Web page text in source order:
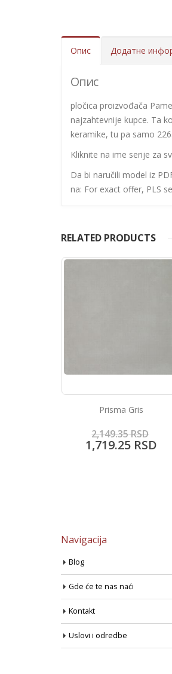
Опис Додатне
Опис
pločica proizvođača
najzahtevnije kupce. Ta
keramike, tu pa samo
Kliknite na ime serije za
Da bi naručili model iz
na: For exact offer, PLS
RELATED PRODUCTS
Podne i zidne pločice Talia
3,456.90RSD
2,765.75 RSD
Navigacija
Blog
Gde će te nas naći
Kontakt
Uslovi i odredbe